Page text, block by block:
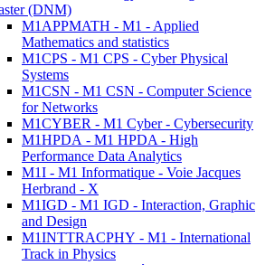
(DNM)
M1APPMATH - M1 - Applied
Mathematics and statistics
M1CPS - M1 CPS - Cyber Physical
Systems
M1CSN - M1 CSN - Computer Science
for Networks
M1CYBER - M1 Cyber - Cybersecurity
M1HPDA - M1 HPDA - High
Performance Data Analytics
M1I - M1 Informatique - Voie Jacques
Herbrand - X
M1IGD - M1 IGD - Interaction, Graphic
and Design
M1INTTRACPHY - M1 - International
Track in Physics